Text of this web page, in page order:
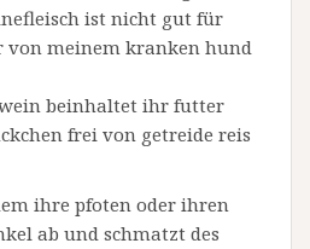
ist nicht gut für
meinem kranken hund
beinhaltet ihr futter
frei von getreide reis
ihre pfoten oder ihren
ab und schmatzt des